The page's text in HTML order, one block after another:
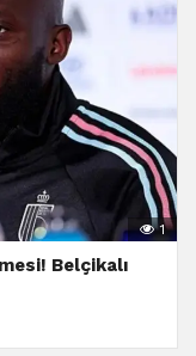
1
Belçikalı